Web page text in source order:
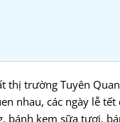
thị trường Tuyên
nhau, các ngày lễ
bánh kem sữa tươi,